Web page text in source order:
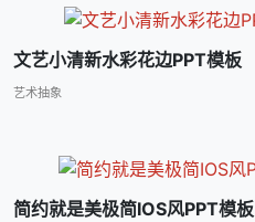
文艺小清新水彩花边PPT模板
艺术抽象
简约就是美极简IOS风PPT模板